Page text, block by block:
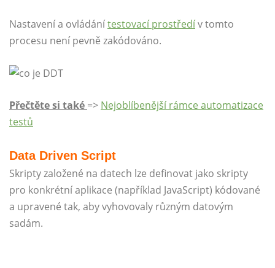
Nastavení a ovládánítestovací prostředív tomto
procesu není pevně zakódováno.
Přečtěte si také => Nejoblíbenější rámce automatizace
testů
Data Driven Script
Skripty založené na datech lze definovat jako skripty
pro konkrétní aplikace (například JavaScript) kódované
a upravené tak, aby vyhovovaly různým datovým
sadám.